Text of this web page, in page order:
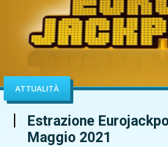
ATTUALITÀ
Estrazione
Maggio 2021